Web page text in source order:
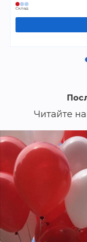
Cклад
Читайте